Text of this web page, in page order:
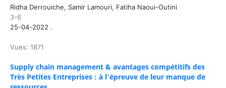
Ridha Derrouiche, Samir Lamouri, Fatiha Naoui-Outini
3-6
25-04-2022 .
Vues: 1871
Supply chain management & avantages compétitifs des
Très Petites Entreprises : à l’épreuve de leur manque de